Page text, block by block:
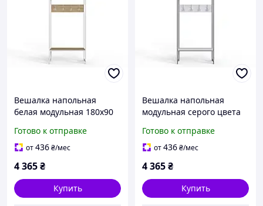
Вешалка напольная
белая модульная 180x90
металлическими
элементами ДСП Дуб
Готово к отправке
от436₴/мес
4 365₴
Купить
Вешалка напольная
модульная серого цвета
металла для хранения
верхней одежды и
Готово к отправке
от436₴/мес
4 365₴
Купить